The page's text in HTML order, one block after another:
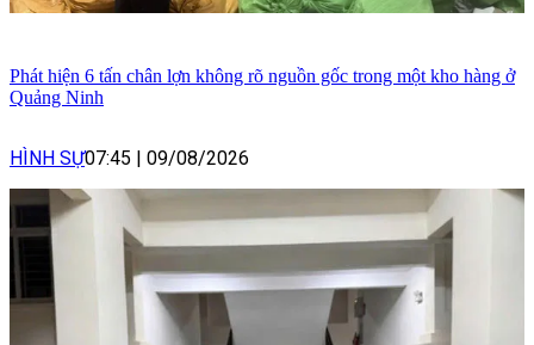
Phát hiện 6 tấn chân lợn không rõ nguồn gốc trong một kho hàng ở
Quảng Ninh
HÌNH SỰ07:45 09/08/2026